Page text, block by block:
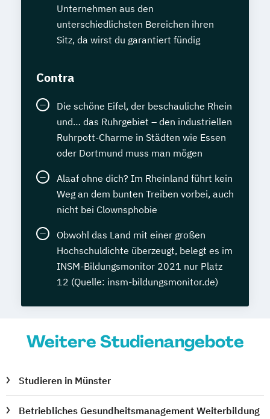
Unternehmen aus den
unterschiedlichsten Bereichen ihren
Sitz, da wirst du garantiert fündig
Contra
Die schöne Eifel, der beschauliche Rhein
und… das Ruhrgebiet – den industriellen
Ruhrpott-Charme in Städten wie Essen
oder Dortmund muss man mögen
Alaaf ohne dich? Im Rheinland führt kein
Weg an dem bunten Treiben vorbei, auch
nicht bei Clownsphobie
Obwohl das Land mit einer großen
Hochschuldichte überzeugt, belegt es im
INSM-Bildungsmonitor 2021 nur Platz
12 (Quelle: insm-bildungsmonitor.de)
Weitere Studienangebote
Studieren in Münster
Betriebliches Gesundheitsmanagement Weiterbildung